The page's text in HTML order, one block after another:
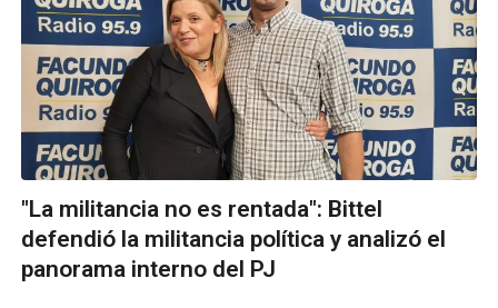
"La militancia no es rentada": Bittel
defendió la militancia política y analizó el
panorama interno del PJ